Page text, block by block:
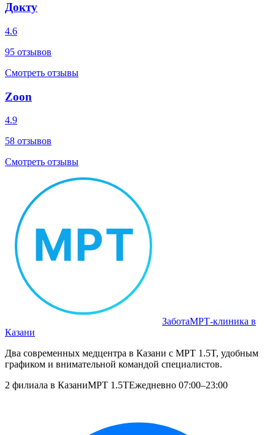
Докту
4.6
95 отзывов
Смотреть отзывы
Zoon
4.9
58 отзывов
Смотреть отзывы
ЗаботаМРТ‑клиника в
Казани
Два современных медцентра в Казани с МРТ 1.5T, удобным
графиком и внимательной командой специалистов.
2 филиала в КазаниМРТ 1.5TЕжедневно 07:00–23:00